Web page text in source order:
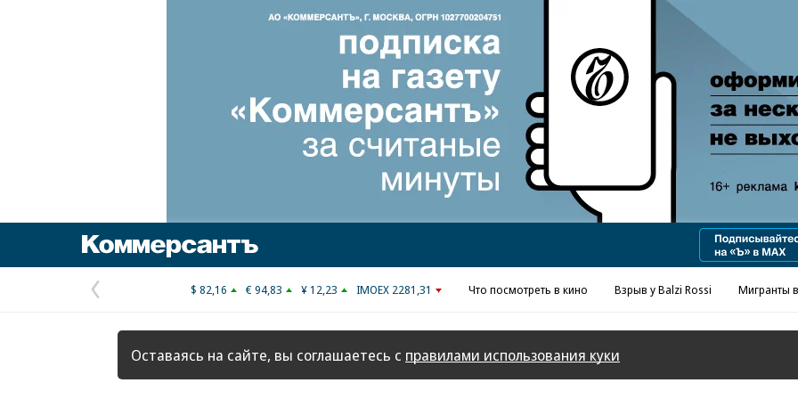
Предыдущая
страница
$ 82,16 € 94,83 ¥ 12,23 IMOEX 2281,31 Что посмотреть в кино Взрыв у Balzi Rossi Мигранты
Оставаясь на сайте, вы соглашаетесь с правилами использования куки